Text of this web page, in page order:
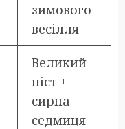
зимового
весілля
Великий
піст +
сирна
седмиця